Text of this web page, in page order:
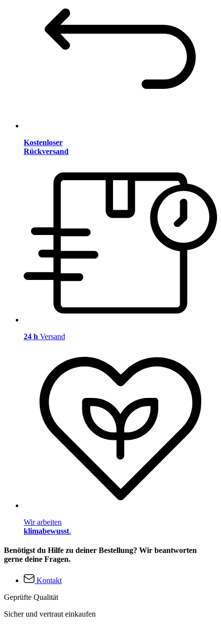
Kostenloser
Rückversand
24 h Versand
Wir arbeiten
klimabewusst.
Benötigst du Hilfe zu deiner Bestellung? Wir beantworten
gerne deine Fragen.
Kontakt
Geprüfte Qualität
Sicher und vertraut einkaufen